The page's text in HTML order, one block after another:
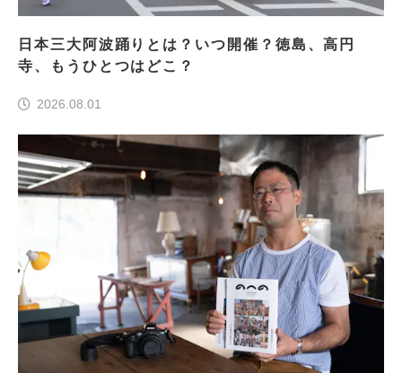
日本三大阿波踊りとは？いつ開催？徳島、高円
寺、もうひとつはどこ？
2026.08.01